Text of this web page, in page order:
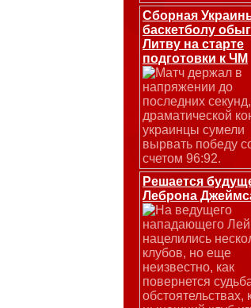
Сборная
баскетболу
Литву на старте
подготовки к ЧМ
Матч держал в
напряжении до
последних
драматической
украинцы сумели
вырвать победу
счетом 96:92.
Решается
Леброна
На ведущего
нападающего
нацелились
клубов, но еще
неизвестно, как
повернется
обстоятельствах,